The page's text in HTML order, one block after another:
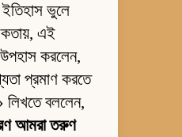
ইতিহাস ভুলে
এই
করলেন,
প্রমাণ করতে
লিখতে বললেন,
আমরা তরুণ